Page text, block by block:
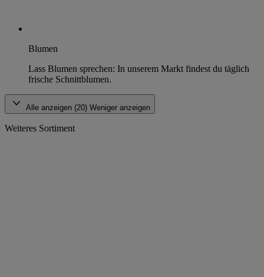
Blumen
Lass Blumen sprechen: In unserem Markt findest du täglich
frische Schnittblumen.
Alle anzeigen (20) Weniger anzeigen
Weiteres Sortiment